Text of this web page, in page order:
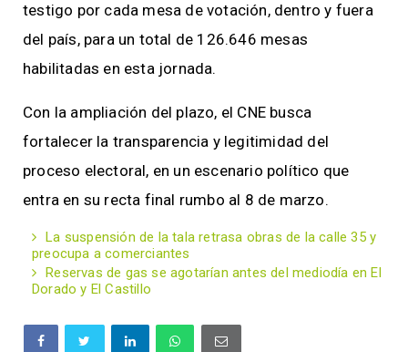
testigo por cada mesa de votación, dentro y fuera
del país, para un total de 126.646 mesas
habilitadas en esta jornada.
Con la ampliación del plazo, el CNE busca
fortalecer la transparencia y legitimidad del
proceso electoral, en un escenario político que
entra en su recta final rumbo al 8 de marzo.
La suspensión de la tala retrasa obras de la calle 35 y
preocupa a comerciantes
Reservas de gas se agotarían antes del mediodía en El
Dorado y El Castillo